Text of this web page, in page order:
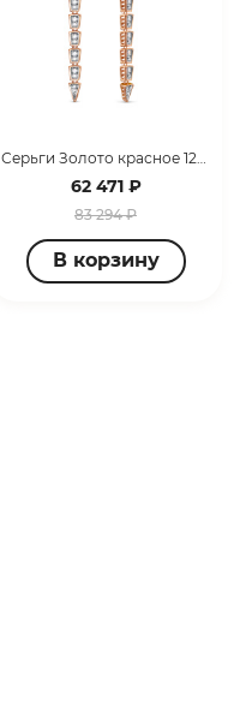
Серьги Золото красное 120361
62 471 ₽
83 294 ₽
В корзину